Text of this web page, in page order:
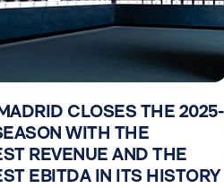
CLOSES THE 2025-
WITH THE
REVENUE AND THE
EBITDA IN ITS HISTORY